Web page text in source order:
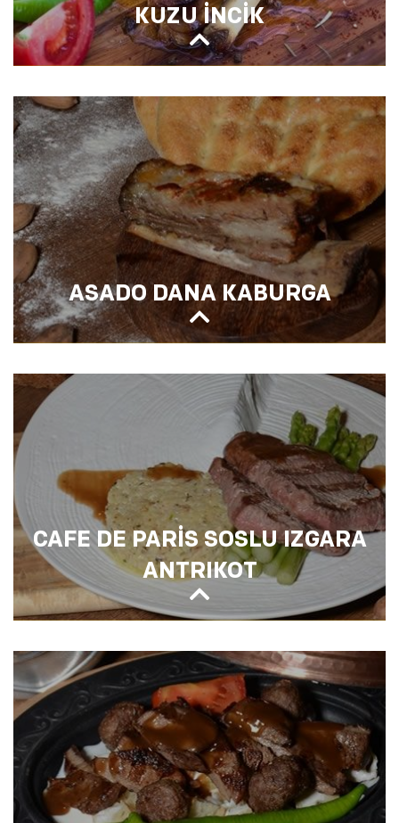
KUZU İNCİK
ASADO DANA KABURGA
CAFE DE PARİS SOSLU IZGARA
ANTRIKOT
ANTRIKOT